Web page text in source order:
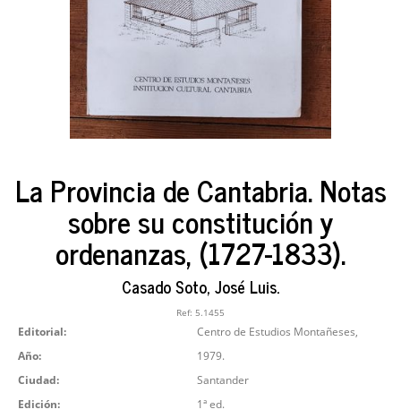
La Provincia de Cantabria. Notas
sobre su constitución y
ordenanzas, (1727-1833).
Casado Soto, José Luis.
Ref: 5.1455
Editorial:
Centro de Estudios Montañeses,
Año:
1979.
Ciudad:
Santander
Edición:
1ª ed.